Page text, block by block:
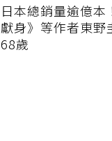
日本總銷量逾億本
獻身》等作者東野
68歲